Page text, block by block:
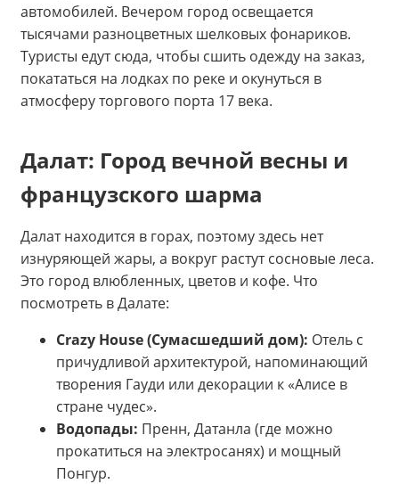
автомобилей. Вечером город освещается
тысячами разноцветных шелковых фонариков.
Туристы едут сюда, чтобы сшить одежду на заказ,
покататься на лодках по реке и окунуться в
атмосферу торгового порта 17 века.
Далат: Город вечной весны и
французского шарма
Далат находится в горах, поэтому здесь нет
изнуряющей жары, а вокруг растут сосновые леса.
Это город влюбленных, цветов и кофе. Что
посмотреть в Далате:
Crazy House (Сумасшедший дом): Отель с
причудливой архитектурой, напоминающий
творения Гауди или декорации к «Алисе в
стране чудес».
Водопады: Пренн, Датанла (где можно
прокатиться на электросанях) и мощный
Понгур.